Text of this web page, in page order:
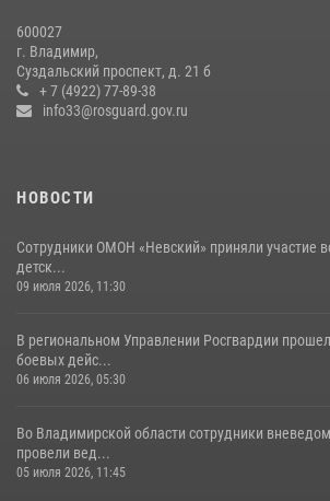
15 июля 2026, 09:05
Владимирские Росгвардейцы обеспечили
проведении «Дня огурца» в Суздале
600027
г. Владимир,
Суздальский проспект, д. 21 б
+ 7 (4922) 77-89-38
info33@rosguard.gov.ru
НОВОСТИ
Сотрудники ОМОН «Невский» приняли участие
детск...
09 июля 2026, 11:30
В региональном Управлении Росгвардии
боевых дейс...
06 июля 2026, 05:30
Во Владимирской области сотрудники
провели вед...
05 июля 2026, 11:45